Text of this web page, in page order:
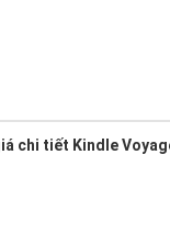
chi tiết Kindle